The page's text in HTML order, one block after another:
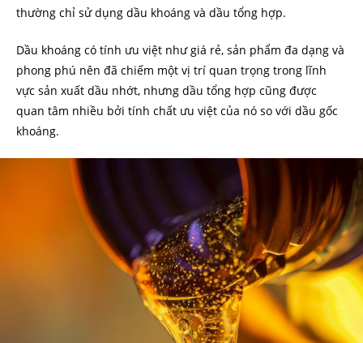
thường chỉ sử dụng dầu khoáng và dầu tổng hợp.
Dầu khoáng có tính ưu việt như giá rẻ, sản phẩm đa dạng và
phong phú nên đã chiếm một vị trí quan trọng trong lĩnh
vực sản xuất dầu nhớt, nhưng dầu tổng hợp cũng được
quan tâm nhiều bởi tính chất ưu việt của nó so với dầu gốc
khoáng.